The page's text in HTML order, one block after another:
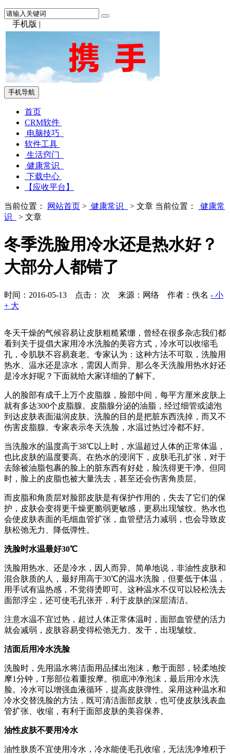
手机版 |
手机导航
首页
CRM软件
电脑技巧
软件工具
生活窍门
健康常识
下载中心
【应收平台】
当前位置： 网站首页 > 健康常识 > 文章 当前位置：
健康常
识
> 文章
冬季洗脸用冷水还是热水好？
大部分人都错了
时间：2016-05-13 点击： 次 来源：网络 作者：佚名 - 小
+ 大
冬天干燥的气候容易让皮肤粗糙紧绷，曾经在很多杂志我们都
看到关于提倡大家用冷水洗脸的美容方式，冷水可以收缩毛
孔，令肌肤不容易衰老。专家认为：这种方法不可取，洗脸用
热水、温水还是凉水，需因人而异。那么冬天洗脸用热水好还
是冷水好呢？下面就给大家详细的了解下。
人的脸部有成千上万个皮脂腺，脸部中间，每平方厘米皮肤上
就有多达300个皮脂腺。皮脂腺分泌的油脂，经过细管或滤泡
到达皮肤表面滋润皮肤。洗脸的目的是把脏东西洗掉，而又不
伤害皮脂腺。专家表示冬天洗脸，水温过热过冷都不好。
当洗脸水的温度高于38℃以上时，水温超过人体的正常体温，
也比皮肤的温度要高。在热水的浸润下，皮肤毛孔扩张，对于
去除被油脂包裹的脸上的脏东西有好处，脸洗得更干净。但同
时，脸上的皮脂也被大量洗去，甚至还会伤害角质层。
而皮脂和角质层对脸部皮肤是有保护作用的，失去了它们的保
护，皮肤会变得更干燥更脆弱更敏感，更易出现皱纹。热水也
会使皮肤表面的毛细血管扩张，血管壁活力减弱，也会导致皮
肤松弛无力、降低弹性。
洗脸时水温最好30℃
洗脸用热水、还是冷水，因人而异。简单地说，非油性皮肤和
混合肤质的人，最好用高于30℃的温水洗脸，但要低于体温，
用手试有温热感，不觉得烫即可。这种温水不仅可以轻松洗去
面部浮尘，还可使毛孔张开，利于皮肤的深层清洁。
注意水温不宜过热，超过人体正常体温时，面部血管壁的活力
就会减弱，皮肤容易变得松弛无力、发干，出现皱纹。
洁面后用冷水洗脸
洗脸时，先用温水将洁面用品揉出泡沫，敷于面部，轻柔地按
摩1分钟，T形部位着重按摩。彻底冲净泡沫，最后用冷水洗
脸。冷水可以增强血液循环，提高皮肤弹性。采用这种温水和
冷水交替洗脸的方法，既可清洁面部皮肤，也可使皮肤浅表血
管扩张、收缩，有利于面部皮肤的美容保养。
油性皮肤不要用冷水
油性肤质不宜使用冷水，冷水能使毛孔收缩，无法洗净堆积于